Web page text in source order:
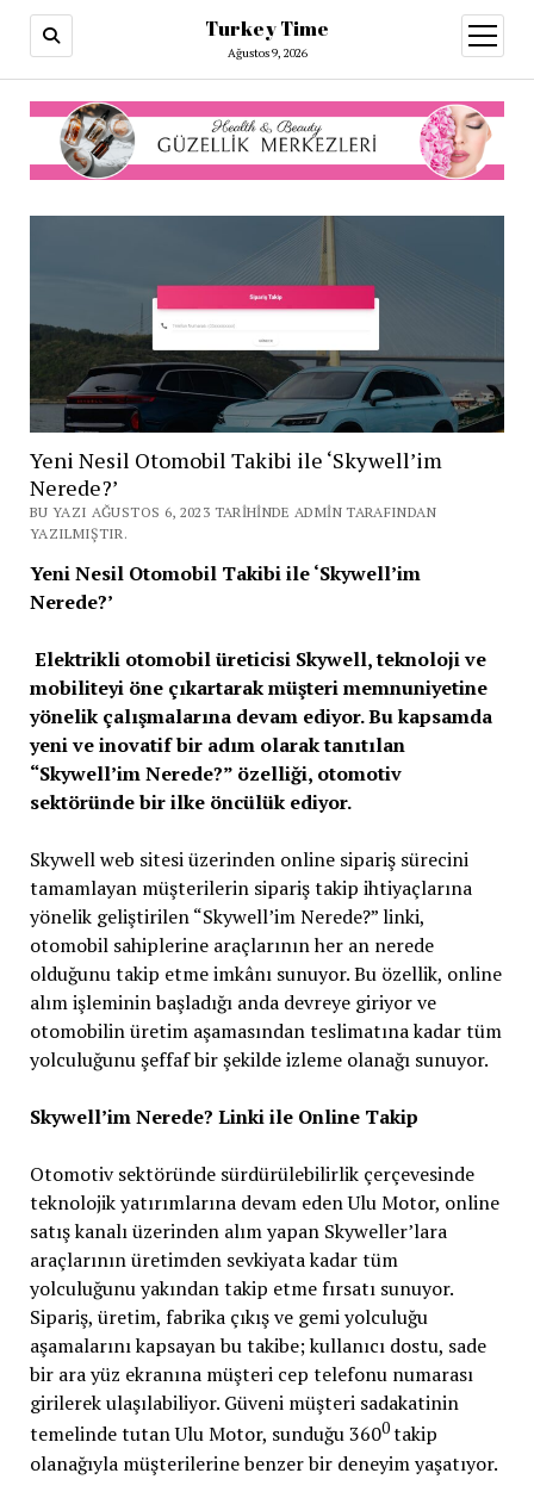
Turkey Time
Ağustos 9, 2026
aç
Yeni Nesil Otomobil Takibi ile ‘Skywell’im
Nerede?’
BU YAZI AĞUSTOS 6, 2023 TARIHINDE ADMIN TARAFINDAN
YAZILMIŞTIR.
Yeni Nesil Otomobil Takibi ile ‘Skywell’im
Nerede?’
Elektrikli otomobil üreticisi Skywell, teknoloji ve
mobiliteyi öne çıkartarak müşteri memnuniyetine
yönelik çalışmalarına devam ediyor. Bu kapsamda
yeni ve inovatif bir adım olarak tanıtılan
“Skywell’im Nerede?” özelliği, otomotiv
sektöründe bir ilke öncülük ediyor.
Skywell web sitesi üzerinden online sipariş sürecini
tamamlayan müşterilerin sipariş takip ihtiyaçlarına
yönelik geliştirilen “Skywell’im Nerede?” linki,
otomobil sahiplerine araçlarının her an nerede
olduğunu takip etme imkânı sunuyor. Bu özellik, online
alım işleminin başladığı anda devreye giriyor ve
otomobilin üretim aşamasından teslimatına kadar tüm
yolculuğunu şeffaf bir şekilde izleme olanağı sunuyor.
Skywell’im Nerede? Linki ile Online Takip
Otomotiv sektöründe sürdürülebilirlik çerçevesinde
teknolojik yatırımlarına devam eden Ulu Motor, online
satış kanalı üzerinden alım yapan Skyweller’lara
araçlarının üretimden sevkiyata kadar tüm
yolculuğunu yakından takip etme fırsatı sunuyor.
Sipariş, üretim, fabrika çıkış ve gemi yolculuğu
aşamalarını kapsayan bu takibe; kullanıcı dostu, sade
bir ara yüz ekranına müşteri cep telefonu numarası
girilerek ulaşılabiliyor. Güveni müşteri sadakatinin
temelinde tutan Ulu Motor, sunduğu 3600takip
olanağıyla müşterilerine benzer bir deneyim yaşatıyor.